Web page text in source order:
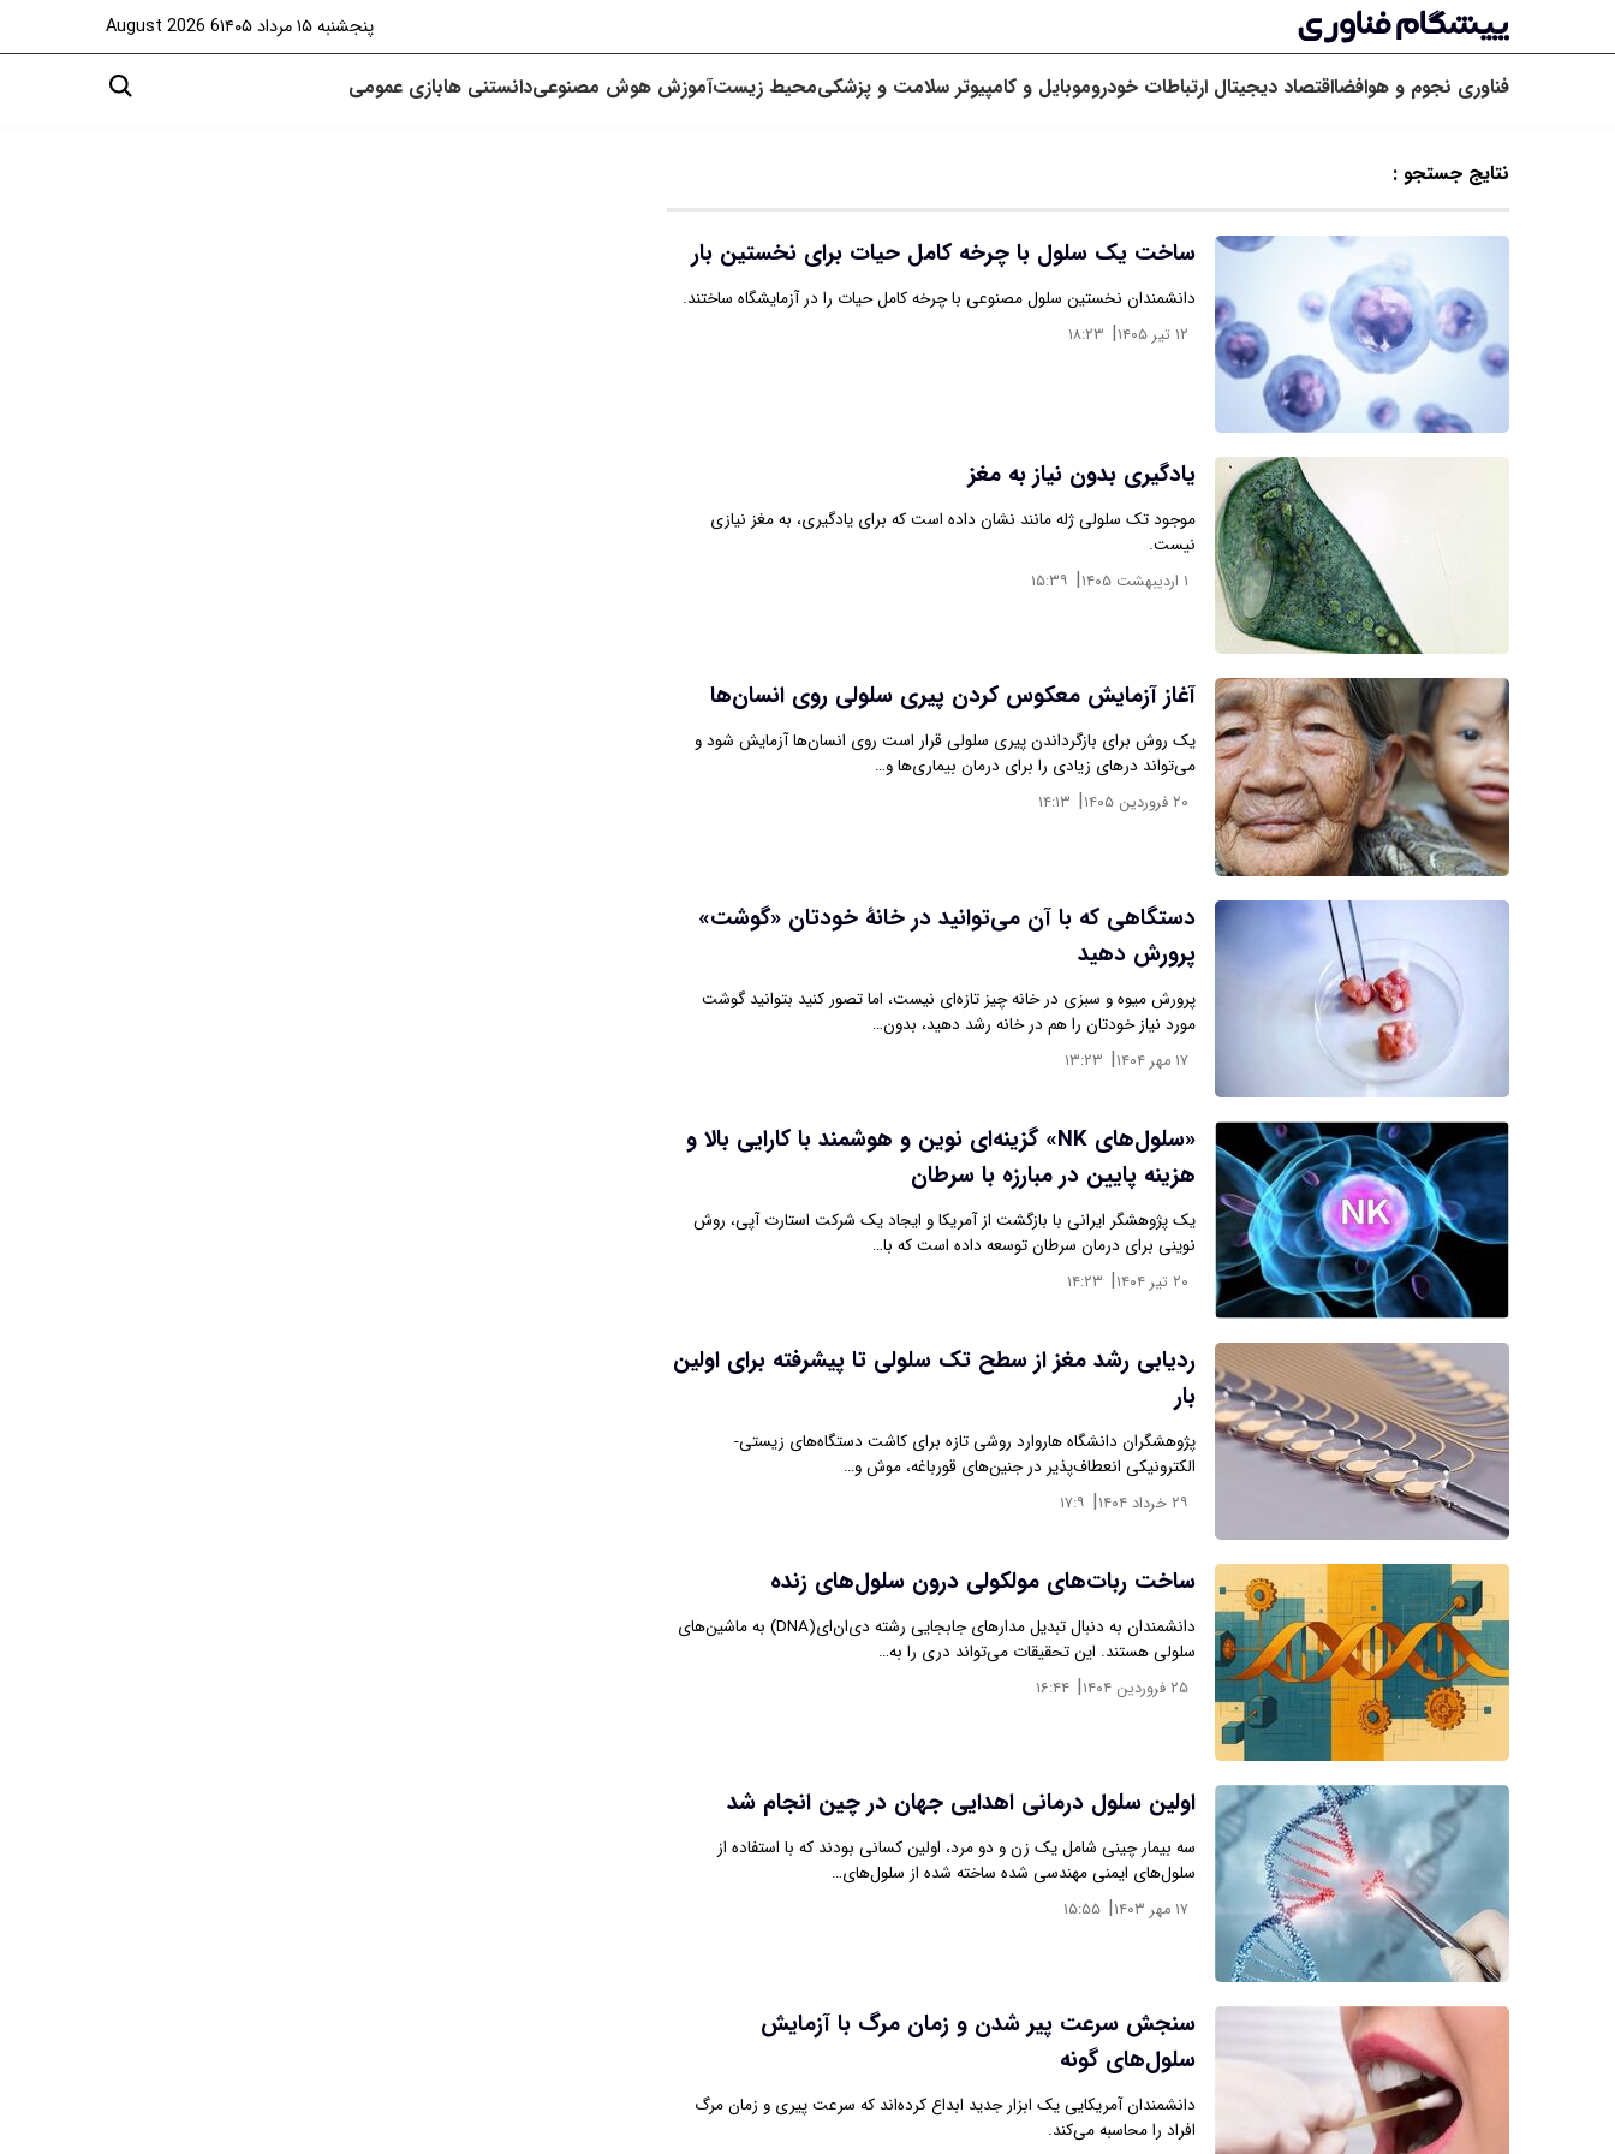
پنجشنبه ۱۵ مرداد ۱۴۰۵ 6 August 2026
فناوری نجوم و هوافضااقتصاد دیجیتال ارتباطات خودروموبایل و کامپیوتر سلامت و پزشکیمحیط زیستآموزش هوش مصنوعیدانستنی هابازی عمومی
نتایج جستجو :
ساخت یک سلول با چرخه کامل حیات برای نخستین بار
دانشمندان نخستین سلول مصنوعی با چرخه کامل حیات را در آزمایشگاه ساختند.
۱۲ تیر ۱۴۰۵ | ۱۸:۲۳
یادگیری بدون نیاز به مغز
موجود تک ‌سلولی ژله‌ مانند نشان داده‌ است که برای یادگیری، به مغز نیازی
نیست.
۱ اردیبهشت ۱۴۰۵ | ۱۵:۳۹
آغاز آزمایش معکوس‌ کردن پیری سلولی روی انسان‌ها
یک روش برای بازگرداندن پیری سلولی قرار است روی انسان‌ها آزمایش شود و
می‌تواند درهای زیادی را برای درمان بیماری‌ها و…
۲۰ فروردین ۱۴۰۵ | ۱۴:۱۳
دستگاهی که با آن می‌توانید در خانۀ خودتان «گوشت»
پرورش دهید
پرورش میوه و سبزی در خانه چیز تازه‌ای نیست، اما تصور کنید بتوانید گوشت
مورد نیاز خودتان را هم در خانه رشد دهید، بدون…
۱۷ مهر ۱۴۰۴ | ۱۳:۲۳
«سلول‌های NK» گزینه‌ای نوین و هوشمند با کارایی بالا و
هزینه پایین در مبارزه با سرطان
یک پژوهشگر ایرانی با بازگشت از آمریکا و ایجاد یک شرکت استارت آپی، روش
نوینی برای درمان سرطان توسعه داده است که با…
۲۰ تیر ۱۴۰۴ | ۱۴:۲۳
ردیابی رشد مغز از سطح تک سلولی تا پیشرفته برای اولین
بار
پژوهشگران دانشگاه هاروارد روشی تازه برای کاشت دستگاه‌های زیستی-
الکترونیکی انعطاف‌پذیر در جنین‌های قورباغه، موش و…
۲۹ خرداد ۱۴۰۴ | ۱۷:۹
ساخت ربات‌های مولکولی درون سلول‌های زنده
دانشمندان به دنبال تبدیل مدارهای جابجایی رشته دی‌ان‌ای(DNA) به ماشین‌های
سلولی هستند. این تحقیقات می‌تواند دری را به…
۲۵ فروردین ۱۴۰۴ | ۱۶:۴۴
اولین سلول درمانی اهدایی جهان در چین انجام شد
سه بیمار چینی شامل یک زن و دو مرد، اولین کسانی بودند که با استفاده از
سلول‌های ایمنی مهندسی شده ساخته شده از سلول‌های…
۱۷ مهر ۱۴۰۳ | ۱۵:۵۵
سنجش سرعت پیر شدن و زمان مرگ با آزمایش
سلول‌های گونه
دانشمندان آمریکایی یک ابزار جدید ابداع کرده‌اند که سرعت پیری و زمان مرگ
افراد را محاسبه می‌کند.